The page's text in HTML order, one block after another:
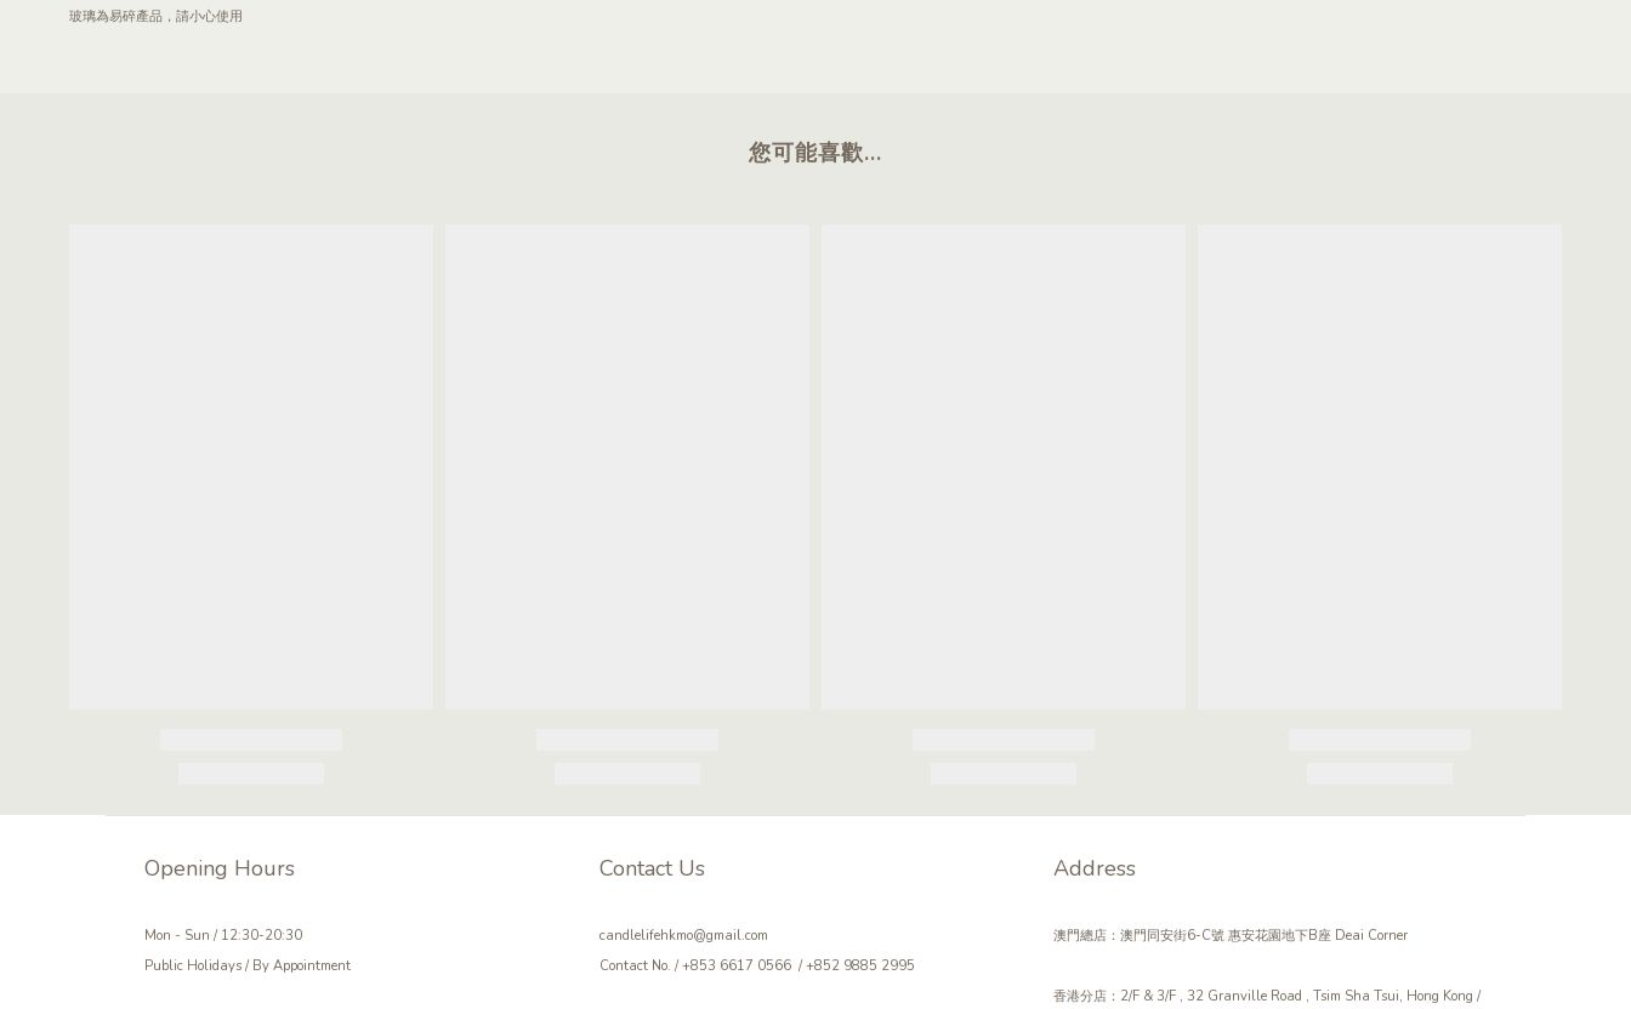
玻璃為易碎產品，請小心使用
您可能喜歡...
Opening Hours
Mon - Sun / 12:30-20:30
Public Holidays / By Appointment
Contact Us
candlelifehkmo@gmail.com
Contact No. / +853 6617 0566 / +852 9885 2995
Address
澳門總店：澳門同安街6-C號 惠安花園地下B座 Deai Corner
香港分店：2/F & 3/F , 32 Granville Road , Tsim Sha Tsui, Hong Kong /